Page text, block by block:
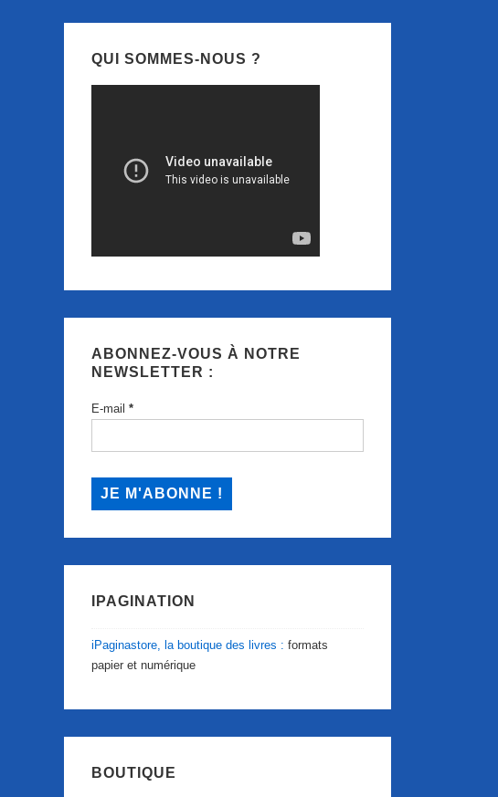
QUI SOMMES-NOUS ?
ABONNEZ-VOUS À NOTRE
NEWSLETTER :
E-mail*
IPAGINATION
iPaginastore, la boutique des livres : formats
papier et numérique
BOUTIQUE